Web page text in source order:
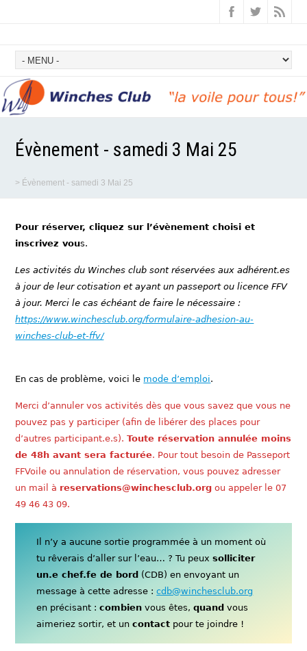
Évènement - samedi 3 Mai 25
> Évènement - samedi 3 Mai 25
Pour réserver, cliquez sur l’évènement choisi et
inscrivez vous.
Les activités du Winches club sont réservées aux adhérent.es
à jour de leur cotisation et ayant un passeport ou licence FFV
à jour. Merci le cas échéant de faire le nécessaire :
https://www.winchesclub.org/formulaire-adhesion-au-
winches-club-et-ffv/
En cas de problème, voici le mode d’emploi.
Merci d’annuler vos activités dès que vous savez que vous ne
pouvez pas y participer (afin de libérer des places pour
d’autres participant.e.s).Toute réservation annulée moins
de 48h avant sera facturée. Pour tout besoin de Passeport
FFVoile ou annulation de réservation, vous pouvez adresser
un mail à reservations@winchesclub.org ou appeler le 07
49 46 43 09.
Il n’y a aucune sortie programmée à un moment où
tu rêverais d’aller sur l’eau… ? Tu peuxsolliciter
un.e chef.fe de bord (CDB) en envoyant un
message à cette adresse :cdb@winchesclub.org
en précisant :combien vous êtes,quand vous
aimeriez sortir, et uncontact pour te joindre !